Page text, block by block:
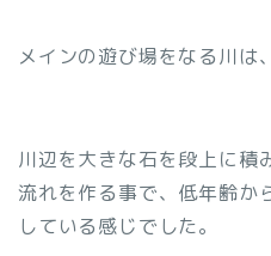
メインの遊び場をなる川は、
川辺を大きな石を段上に積
流れを作る事で、低年齢か
している感じでした。